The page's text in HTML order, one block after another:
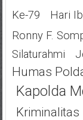
Ke-79
Hari
Ronny F.
Silaturahmi
Humas
Kapolda
Kriminalitas